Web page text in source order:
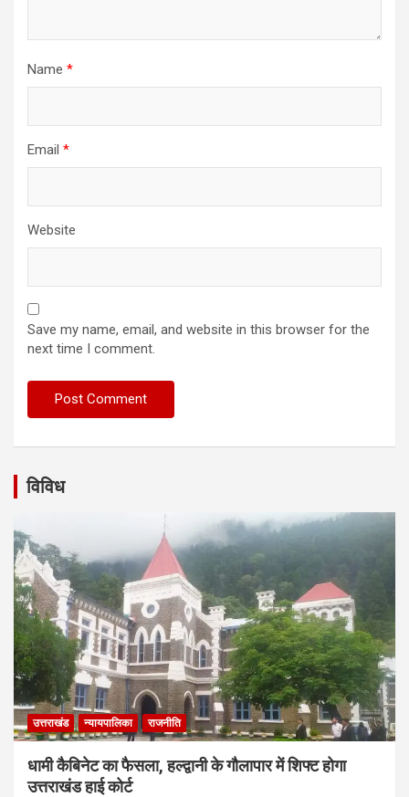
Name *
Email *
Website
Save my name, email, and website in this browser for the
next time I comment.
विविध
उत्तराखंड न्यायपालिका राजनीति
धामी कैबिनेट का फैसला, हल्द्वानी के गौलापार में शिफ्ट होगा
उत्तराखंड हाई कोर्ट